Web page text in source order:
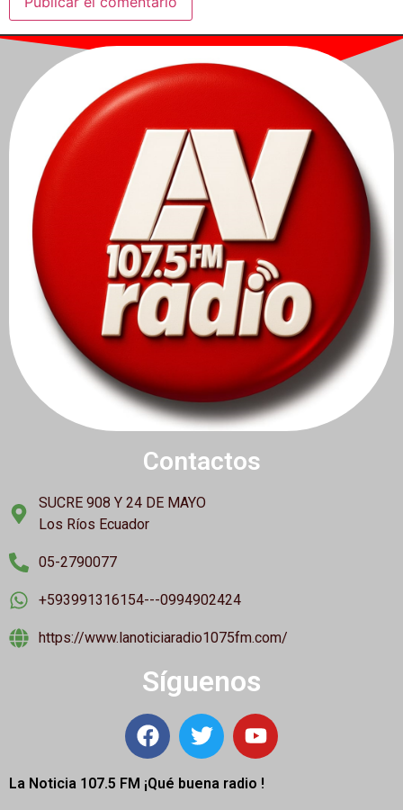
Contactos
SUCRE 908 Y 24 DE MAYO
Los Ríos Ecuador
05-2790077
+593991316154---0994902424
https://www.lanoticiaradio1075fm.com/
Síguenos
La Noticia 107.5 FM ¡Qué buena radio !